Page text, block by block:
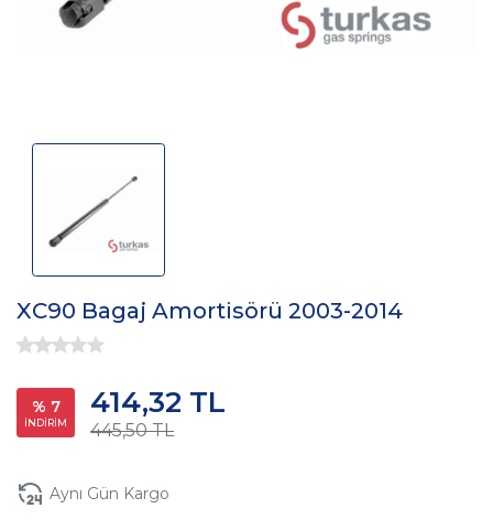
XC90 Bagaj Amortisörü 2003-2014
% 7
İNDİRİM 445,50 TL
414,32 TL
Aynı Gün Kargo